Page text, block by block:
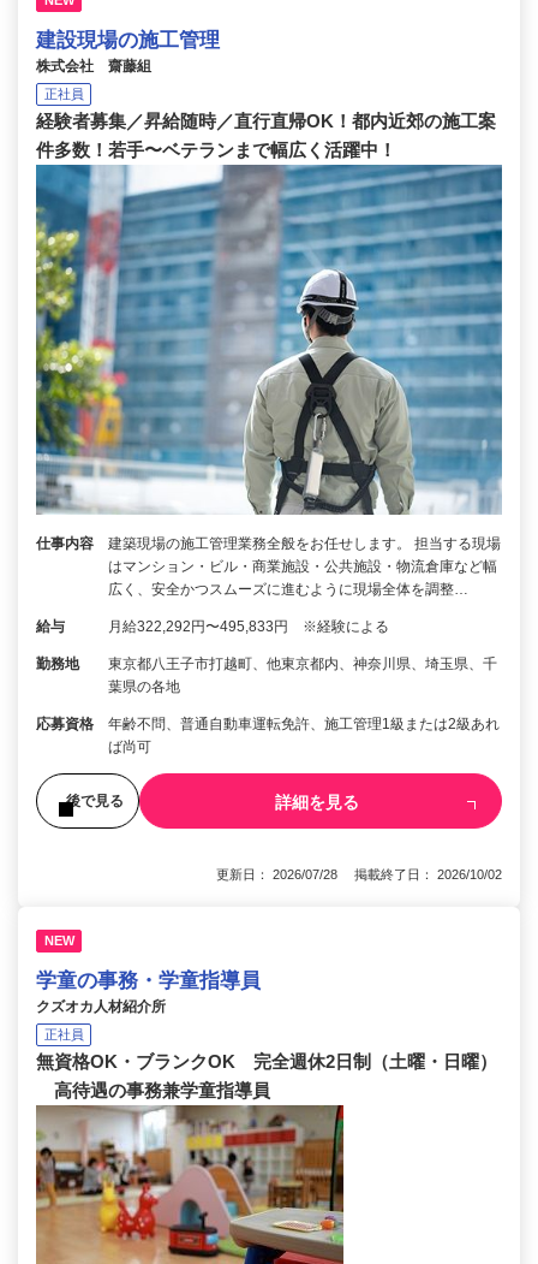
建設現場の施工管理
株式会社 齋藤組
正社員
経験者募集／昇給随時／直行直帰OK！都内近郊の施工案
件多数！若手〜ベテランまで幅広く活躍中！
仕事内容
建築現場の施工管理業務全般をお任せします。 担当する現場
はマンション・ビル・商業施設・公共施設・物流倉庫など幅
広く、安全かつスムーズに進むように現場全体を調整…
給与 月給322,292円〜495,833円 ※経験による
勤務地
東京都八王子市打越町、他東京都内、神奈川県、埼玉県、千
葉県の各地
応募資格
年齢不問、普通自動車運転免許、施工管理1級または2級あれ
ば尚可
後で見る 詳細を見る
更新日： 2026/07/28 掲載終了日： 2026/10/02
NEW
学童の事務・学童指導員
クズオカ人材紹介所
正社員
無資格OK・ブランクOK 完全週休2日制（土曜・日曜）
高待遇の事務兼学童指導員